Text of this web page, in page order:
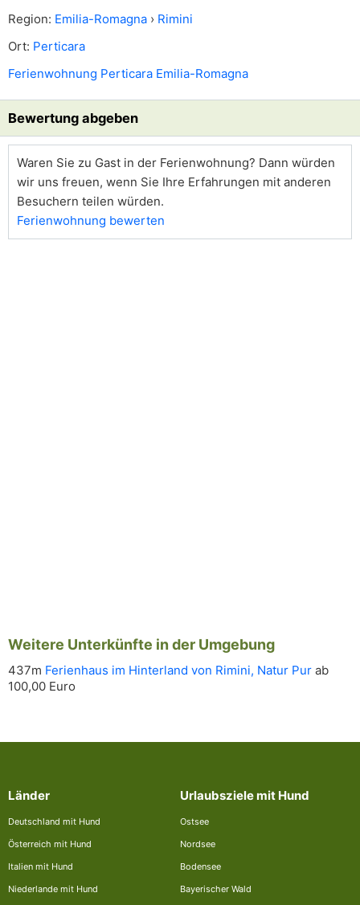
Region: Emilia-Romagna › Rimini
Ort: Perticara
Ferienwohnung Perticara Emilia-Romagna
Bewertung abgeben
Waren Sie zu Gast in der Ferienwohnung? Dann würden
wir uns freuen, wenn Sie Ihre Erfahrungen mit anderen
Besuchern teilen würden.
Ferienwohnung bewerten
Weitere Unterkünfte in der Umgebung
437m Ferienhaus im Hinterland von Rimini, Natur Pur ab
100,00 Euro
Länder
Deutschland mit Hund
Österreich mit Hund
Italien mit Hund
Niederlande mit Hund
Urlaubsziele mit Hund
Ostsee
Nordsee
Bodensee
Bayerischer Wald